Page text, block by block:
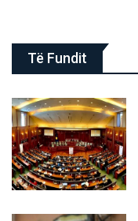
Të Fundit